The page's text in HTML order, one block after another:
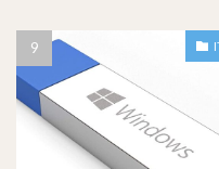
そして行き方はケアンズ
タウンからは車で行く方が
まだまだ地球には知らな